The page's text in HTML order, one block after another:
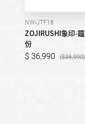
NW-JTF18
ZOJIRUSHI象印-
份
36,990 36,990